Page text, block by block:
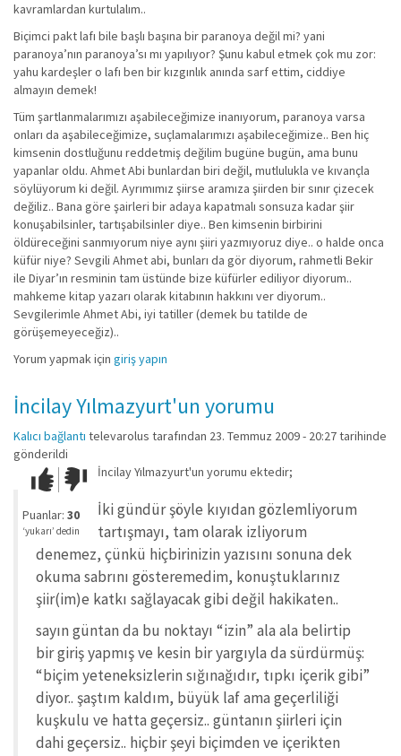
kavramlardan kurtulalım..
Biçimci pakt lafı bile başlı başına bir paranoya değil mi? yani
paranoya’nın paranoya’sı mı yapılıyor? Şunu kabul etmek çok mu zor:
yahu kardeşler o lafı ben bir kızgınlık anında sarf ettim, ciddiye
almayın demek!
Tüm şartlanmalarımızı aşabileceğimize inanıyorum, paranoya varsa
onları da aşabileceğimize, suçlamalarımızı aşabileceğimize.. Ben hiç
kimsenin dostluğunu reddetmiş değilim bugüne bugün, ama bunu
yapanlar oldu. Ahmet Abi bunlardan biri değil, mutlulukla ve kıvançla
söylüyorum ki değil. Ayrımımız şiirse aramıza şiirden bir sınır çizecek
değiliz.. Bana göre şairleri bir adaya kapatmalı sonsuza kadar şiir
konuşabilsinler, tartışabilsinler diye.. Ben kimsenin birbirini
öldüreceğini sanmıyorum niye aynı şiiri yazmıyoruz diye.. o halde onca
küfür niye? Sevgili Ahmet abi, bunları da gör diyorum, rahmetli Bekir
ile Diyar’ın resminin tam üstünde bize küfürler ediliyor diyorum..
mahkeme kitap yazarı olarak kitabının hakkını ver diyorum..
Sevgilerimle Ahmet Abi, iyi tatiller (demek bu tatilde de
görüşemeyeceğiz)..
Yorum yapmak için giriş yapın
İncilay Yılmazyurt'un yorumu
Kalıcı bağlantı televarolus tarafından 23. Temmuz 2009 - 20:27 tarihinde
gönderildi
Çok iyi!O
kadar
iyi
değil!
Puanlar: 30
‘yukarı’ dedin
İncilay Yılmazyurt'un yorumu ektedir;
İki gündür şöyle kıyıdan gözlemliyorum
tartışmayı, tam olarak izliyorum
denemez, çünkü hiçbirinizin yazısını sonuna dek
okuma sabrını gösteremedim, konuştuklarınız
şiir(im)e katkı sağlayacak gibi değil hakikaten..
sayın güntan da bu noktayı “izin” ala ala belirtip
bir giriş yapmış ve kesin bir yargıyla da sürdürmüş:
“biçim yeteneksizlerin sığınağıdır, tıpkı içerik gibi”
diyor.. şaştım kaldım, büyük laf ama geçerliliği
kuşkulu ve hatta geçersiz.. güntanın şiirleri için
dahi geçersiz.. hiçbir şeyi biçimden ve içerikten